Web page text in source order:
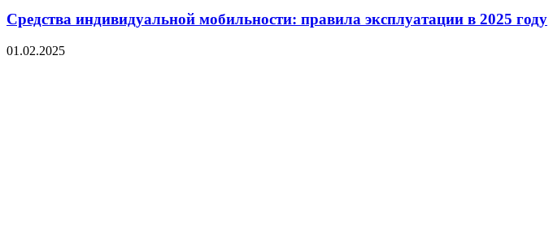
Средства индивидуальной мобильности: правила эксплуатации в 2025 году
01.02.2025